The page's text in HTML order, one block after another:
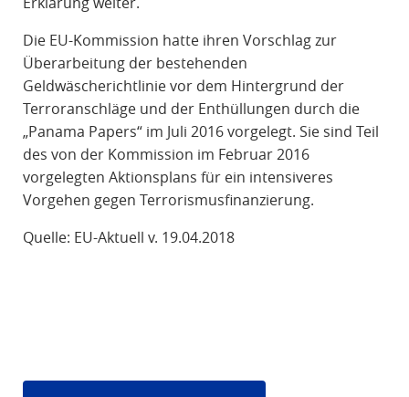
Die EU-Kommission hatte ihren Vorschlag zur
Überarbeitung der bestehenden
Geldwäscherichtlinie vor dem Hintergrund der
Terroranschläge und der Enthüllungen durch die
„Panama Papers“ im Juli 2016 vorgelegt. Sie sind Teil
des von der Kommission im Februar 2016
vorgelegten Aktionsplans für ein intensiveres
Vorgehen gegen Terrorismusfinanzierung.
Quelle: EU-Aktuell v. 19.04.2018